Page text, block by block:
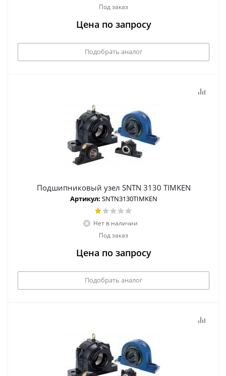
Под заказ
Цена по запросу
Подобрать аналог
Подшипниковый узел SNTN 3130 TIMKEN
Артикул: SNTN3130TIMKEN
Нет в наличии
Под заказ
Цена по запросу
Подобрать аналог